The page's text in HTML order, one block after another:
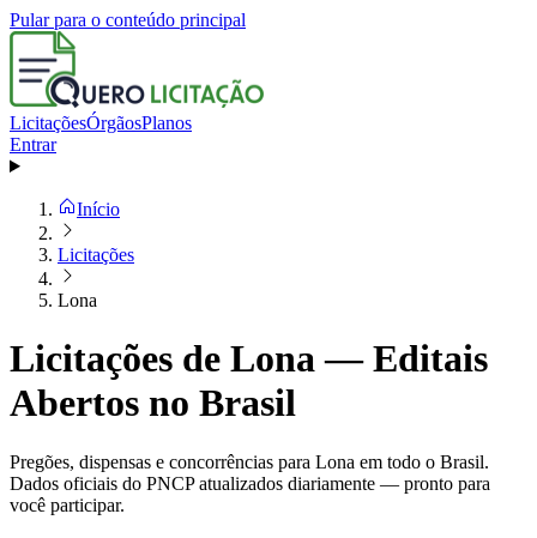
Pular para o conteúdo principal
LicitaçõesÓrgãosPlanos
Entrar
Início
Licitações
Lona
Licitações de Lona — Editais
Abertos no Brasil
Pregões, dispensas e concorrências para Lona em todo o Brasil.
Dados oficiais do PNCP atualizados diariamente — pronto para
você participar.